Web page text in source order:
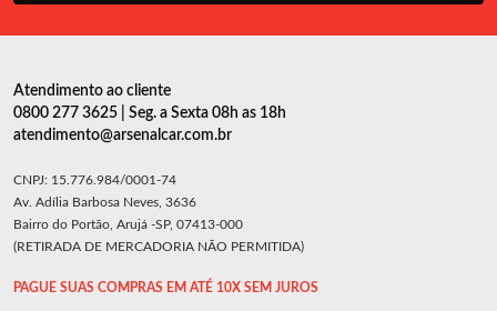
Atendimento ao cliente
0800 277 3625 | Seg. a Sexta 08h as 18h
atendimento@arsenalcar.com.br
CNPJ: 15.776.984/0001-74
Av. Adília Barbosa Neves, 3636
Bairro do Portão, Arujá -SP, 07413-000
(RETIRADA DE MERCADORIA NÃO PERMITIDA)
PAGUE SUAS COMPRAS EM ATÉ 10X SEM JUROS